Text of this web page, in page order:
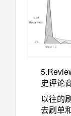
史评论
以往的
去刷单